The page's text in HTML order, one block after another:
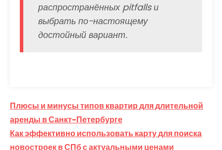
распространённых pitfalls и
выбрать по-настоящему
достойный вариант.
Навигация
по
записям
Плюсы и минусы типов квартир для длительной
аренды в Санкт-Петербурге
Как эффективно использовать карту для поиска
новостроек в СПб с актуальными ценами